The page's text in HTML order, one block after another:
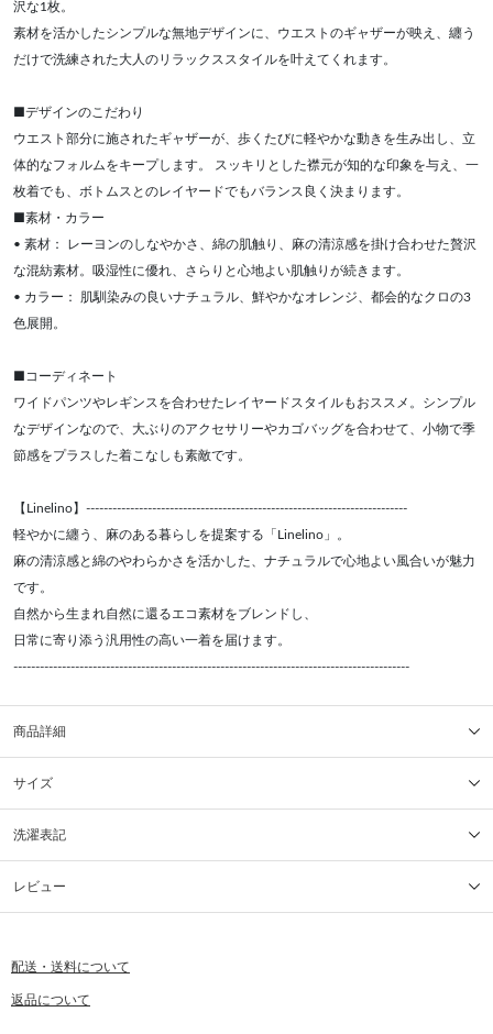
沢な1枚。
素材を活かしたシンプルな無地デザインに、ウエストのギャザーが映え、纏う
だけで洗練された大人のリラックススタイルを叶えてくれます。
■デザインのこだわり
ウエスト部分に施されたギャザーが、歩くたびに軽やかな動きを生み出し、立
体的なフォルムをキープします。 スッキリとした襟元が知的な印象を与え、一
枚着でも、ボトムスとのレイヤードでもバランス良く決まります。
■素材・カラー
• 素材： レーヨンのしなやかさ、綿の肌触り、麻の清涼感を掛け合わせた贅沢
な混紡素材。吸湿性に優れ、さらりと心地よい肌触りが続きます。
• カラー： 肌馴染みの良いナチュラル、鮮やかなオレンジ、都会的なクロの3
色展開。
■コーディネート
ワイドパンツやレギンスを合わせたレイヤードスタイルもおススメ。シンプル
なデザインなので、大ぶりのアクセサリーやカゴバッグを合わせて、小物で季
節感をプラスした着こなしも素敵です。
【Linelino】-------------------------------------------------------------------------
軽やかに纏う、麻のある暮らしを提案する「Linelino」。
麻の清涼感と綿のやわらかさを活かした、ナチュラルで心地よい風合いが魅力
です。
自然から生まれ自然に還るエコ素材をブレンドし、
日常に寄り添う汎用性の高い一着を届けます。
------------------------------------------------------------------------------------------
商品詳細
サイズ
洗濯表記
レビュー
配送・送料について
返品について